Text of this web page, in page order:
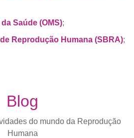
Saúde (OMS);
Reprodução Humana (SBRA);
Blog
do mundo da Reprodução
Humana